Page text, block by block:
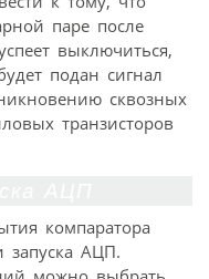
паре после
выключиться,
подан сигнал
сквозных
транзисторов
компаратора
запуска АЦП.